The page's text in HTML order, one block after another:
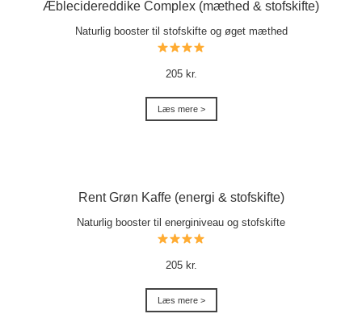
Æblecidereddike Complex (mæthed & stofskifte)
Naturlig booster til stofskifte og øget mæthed
205 kr.
Læs mere >
Rent Grøn Kaffe (energi & stofskifte)
Naturlig booster til energiniveau og stofskifte
205 kr.
Læs mere >